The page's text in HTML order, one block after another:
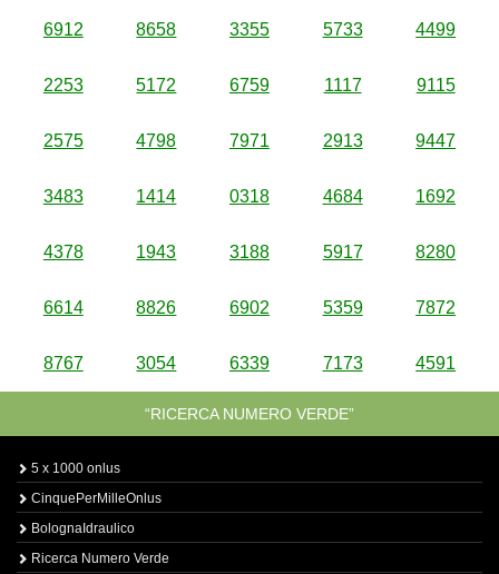
6912 8658 3355 5733 4499
2253 5172 6759 1117 9115
2575 4798 7971 2913 9447
3483 1414 0318 4684 1692
4378 1943 3188 5917 8280
6614 8826 6902 5359 7872
8767 3054 6339 7173 4591
“RICERCA NUMERO VERDE”
5 x 1000 onlus
CinquePerMilleOnlus
BolognaIdraulico
Ricerca Numero Verde